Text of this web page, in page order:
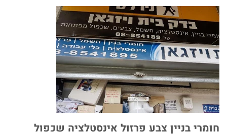
משווקים
מגזין
שירות ואחריות
צור קשר
חומרי בניין צבע פרזול אינסטלציה שכפול